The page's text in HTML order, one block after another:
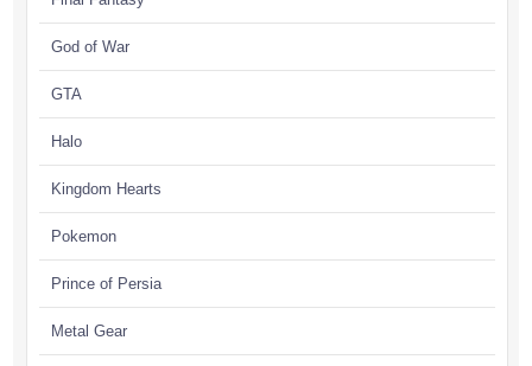
God of War
GTA
Halo
Kingdom Hearts
Pokemon
Prince of Persia
Metal Gear